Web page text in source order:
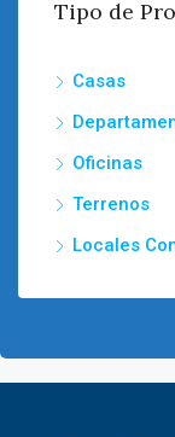
Tipo de
Casas
Oficinas
Terrenos
Locales